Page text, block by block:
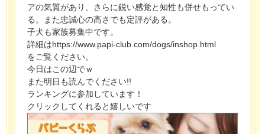
アの気質があり、さらに鋭い感覚と知性も併せもってい
る。また忠誠心の高さでも定評がある。
子犬も家族募集中です。
詳細はhttps://www.papi-club.com/dogs/inshop.html
をご覧ください。
今日はこの辺でｗ
また明日も読んでください!!
ランキングに参加しています！
クリックしてくれると嬉しいです